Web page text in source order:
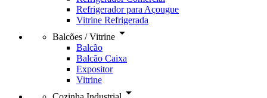
Refrigerador para Açougue
Vitrine Refrigerada
Balcões / Vitrine arrow_drop_down
Balcão
Balcão Caixa
Expositor
Vitrine
arrow_drop_down